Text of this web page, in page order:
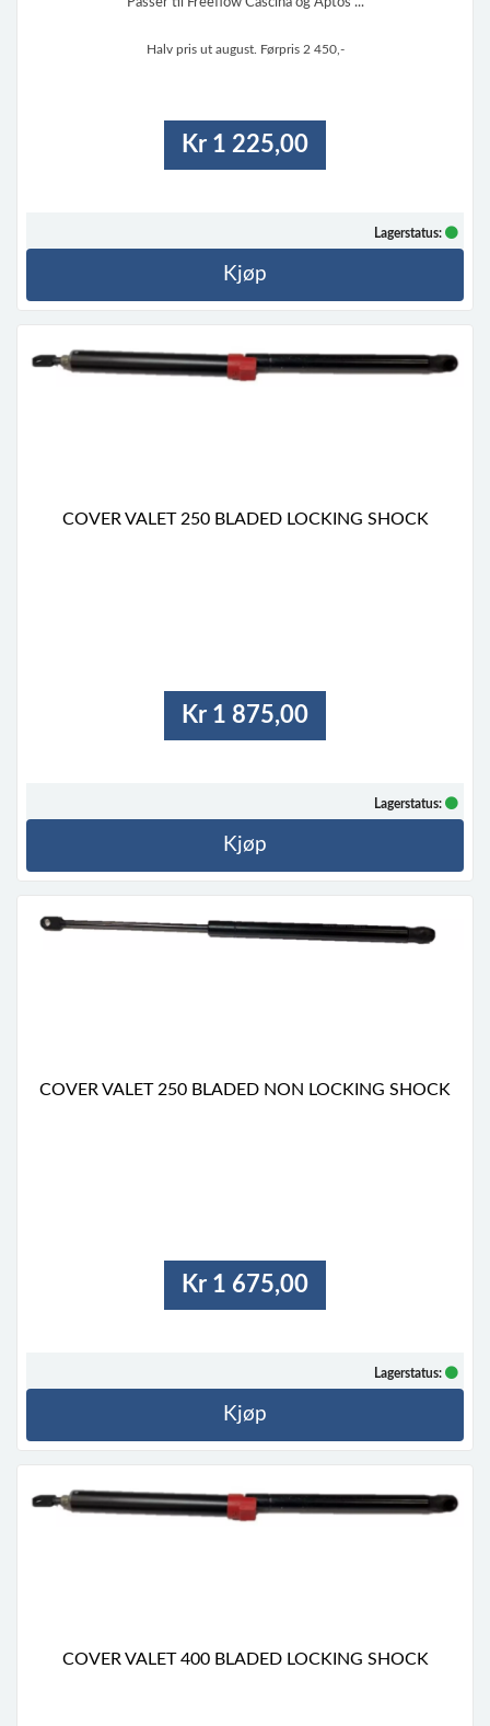
Passer til Freeflow Cascina og Aptos ...
Halv pris ut august. Førpris 2 450,-
Kr 1 225,00
Lagerstatus:
Kjøp
COVER VALET 250 BLADED LOCKING SHOCK
Kr 1 875,00
Lagerstatus:
Kjøp
COVER VALET 250 BLADED NON LOCKING SHOCK
Kr 1 675,00
Lagerstatus:
Kjøp
COVER VALET 400 BLADED LOCKING SHOCK